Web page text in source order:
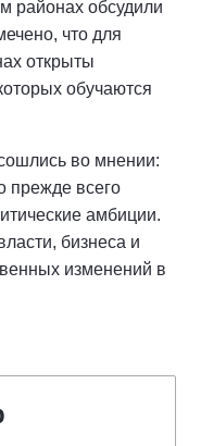
районах обсудили
что для
открыты
обучаются
во мнении:
прежде всего
амбиции.
бизнеса и
изменений в